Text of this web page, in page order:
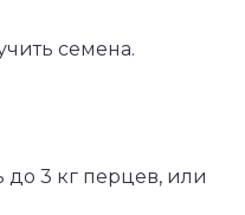
семена.
до 3 кг перцев, или